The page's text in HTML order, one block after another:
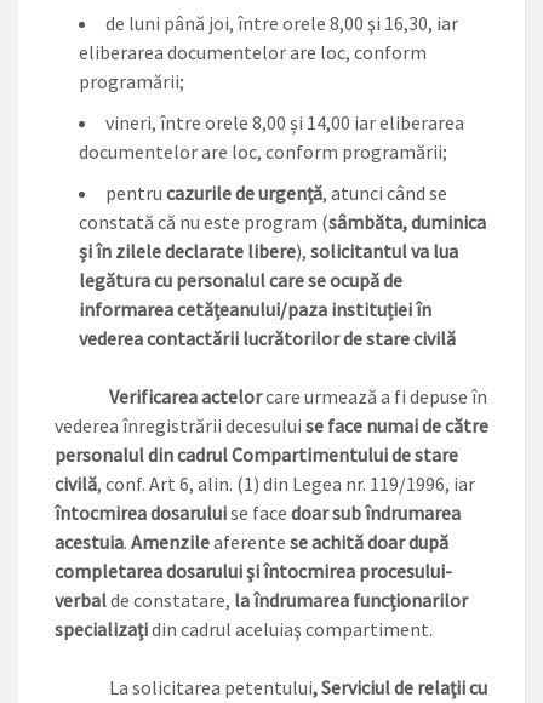
de luni până joi, între orele 8,00 şi 16,30, iar
eliberarea documentelor are loc, conform
programării;
vineri, între orele 8,00 și 14,00 iar eliberarea
documentelor are loc, conform programării;
pentru cazurile de urgenţă, atunci când se
constată că nu este program (sâmbăta, duminica
și în zilele declarate libere), solicitantul va lua
legătura cu personalul care se ocupă de
informarea cetăţeanului/paza instituției în
vederea contactării lucrătorilor de stare civilă
Verificarea actelorcare urmează a fi depuse în
vederea înregistrării decesului se face numai de către
personalul din cadrul Compartimentului de stare
civilă, conf. Art 6, alin. (1) din Legea nr. 119/1996, iar
întocmirea dosaruluise face doar sub îndrumarea
acestuia. Amenzileaferente se achită doar după
completarea dosarului şi întocmirea procesului-
verbalde constatare, la îndrumarea funcţionarilor
specializaţidin cadrul aceluiaş compartiment.
La solicitarea petentului, Serviciul de relaţii cu